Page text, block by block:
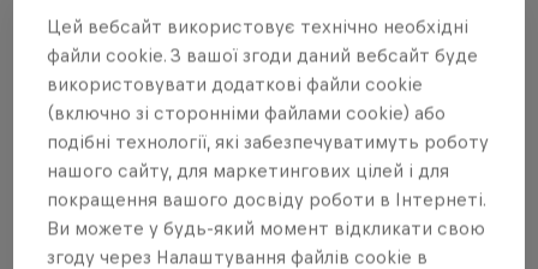
учасників;
2 місце – 20 000 грн. на команду з двох
учасників, а також гарнітури Steelseries Arctis та
футболки Red Bull Flick на команду з двох
учасників;
3 місце – 10 000 грн. на команду з двох
учасників, а також 2 гарнітури Steelseries Arctis
Цей вебсайт використовує технічно необхідні
файли cookie. З вашої згоди даний вебсайт буде
використовувати додаткові файли cookie
(включно зі сторонніми файлами cookie) або
подібні технології, які забезпечуватимуть роботу
нашого сайту, для маркетингових цілей і для
покращення вашого досвіду роботи в Інтернеті.
Ви можете у будь-який момент відкликати свою
згоду через Налаштування файлів cookie в